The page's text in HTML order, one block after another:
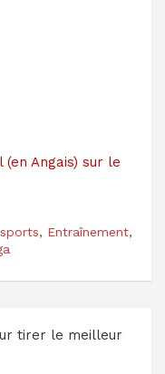
Angais) sur le
, Entraînement,
tirer le meilleur